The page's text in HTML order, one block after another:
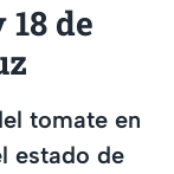
de
tomate en
estado de